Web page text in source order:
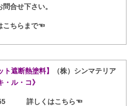
合せ下さい。
こちらまで☜
ト遮断熱塗料】
（株）シンマテリア
・ル・コ》
55 詳しくはこちら☜